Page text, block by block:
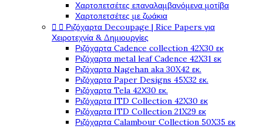
Χαρτοπετσέτες επαναλαμβανόμενα μοτίβα
Χαρτοπετσέτες με ζωάκια
  Ριζόχαρτα Decoupage | Rice Papers για
Χειροτεχνία & Δημιουργίες
Ριζόχαρτα Cadence collection 42X30 εκ
Ριζόχαρτα metal leaf Cadence 42X31 εκ
Ριζόχαρτα Nagehan aka 30X42 εκ.
Ριζόχαρτα Paper Designs 45X32 εκ.
Ριζόχαρτα Tela 42Χ30 εκ.
Ριζόχαρτα ITD Collection 42X30 εκ
Ριζόχαρτα ITD Collection 21X29 εκ
Ριζόχαρτα Calambour Collection 50X35 εκ